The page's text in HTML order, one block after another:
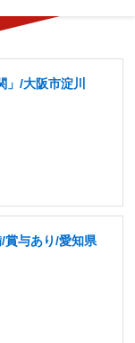
/大阪市淀川
賞与あり/愛知県